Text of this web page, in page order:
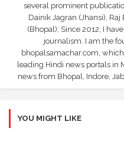
several prominent
Dainik Jagran (Jhansi), Raj
(Bhopal); Since 2012, I
journalism. I am the
bhopalsamachar.com,
leading Hindi news portals in
news from Bhopal, Indore,
YOU MIGHT LIKE